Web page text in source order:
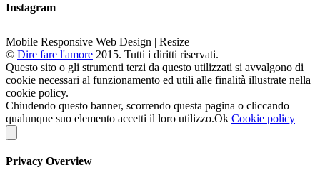
Instagram
Mobile Responsive Web Design | Resize
© Dire fare l'amore 2015. Tutti i diritti riservati.
Questo sito o gli strumenti terzi da questo utilizzati si avvalgono di
cookie necessari al funzionamento ed utili alle finalità illustrate nella
cookie policy.
Chiudendo questo banner, scorrendo questa pagina o cliccando
qualunque suo elemento accetti il loro utilizzo.Ok Cookie policy
Privacy Overview